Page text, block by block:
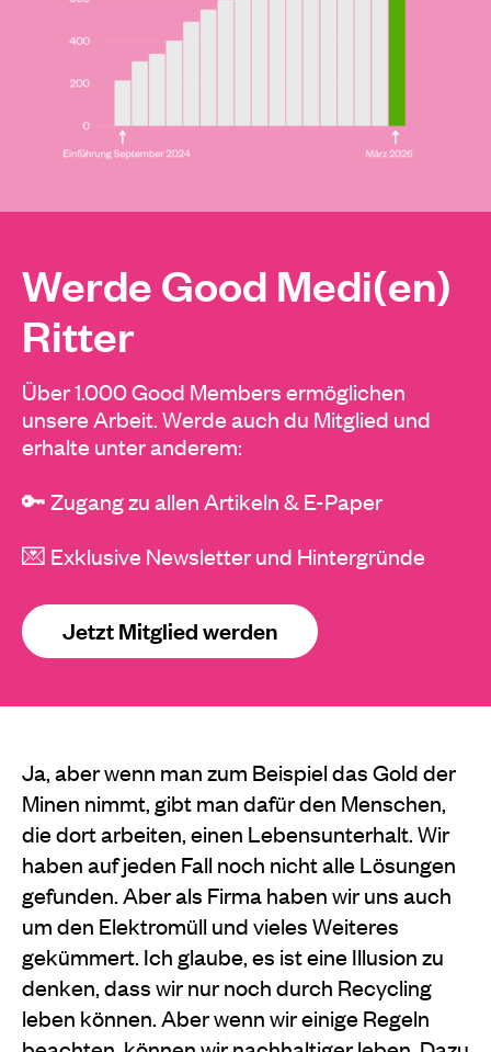
Werde Good Medi(en)
Ritter
Über 1.000 Good Members ermöglichen
unsere Arbeit. Werde auch du Mitglied und
erhalte unter anderem:
🔑 Zugang zu allen Artikeln & E-Paper
💌 Exklusive Newsletter und Hintergründe
Jetzt Mitglied werden
Ja, aber wenn man zum Beispiel das Gold der
Minen nimmt, gibt man dafür den Menschen,
die dort arbeiten, einen Lebensunterhalt. Wir
haben auf jeden Fall noch nicht alle Lösungen
gefunden. Aber als Firma haben wir uns auch
um den Elektromüll und vieles Weiteres
gekümmert. Ich glaube, es ist eine Illusion zu
denken, dass wir nur noch durch Recycling
leben können. Aber wenn wir einige Regeln